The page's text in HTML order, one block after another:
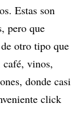
Estas son
pero que
otro tipo que
café, vinos,
donde casi
click